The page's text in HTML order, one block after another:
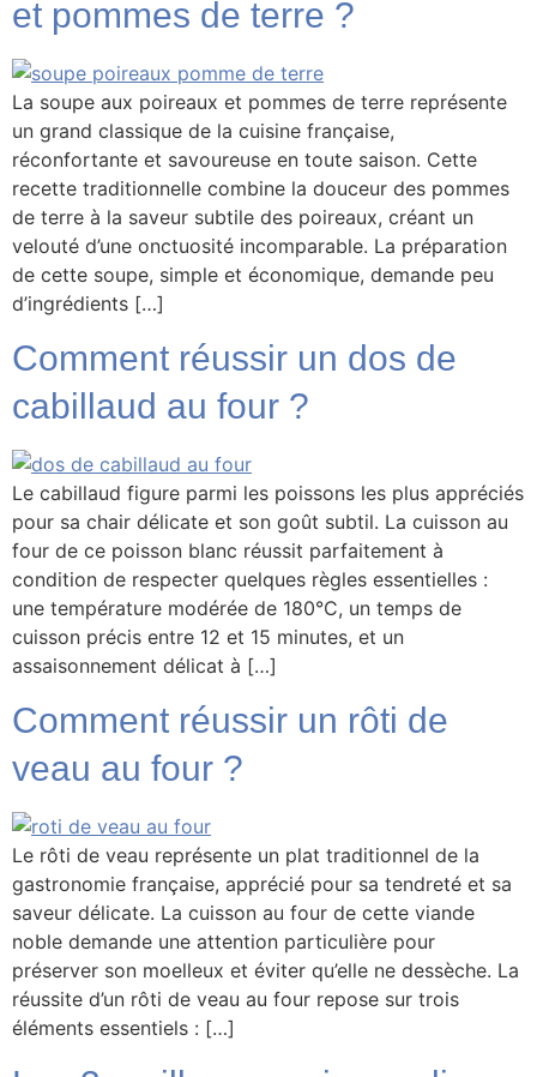
et pommes de terre ?
La soupe aux poireaux et pommes de terre représente
un grand classique de la cuisine française,
réconfortante et savoureuse en toute saison. Cette
recette traditionnelle combine la douceur des pommes
de terre à la saveur subtile des poireaux, créant un
velouté d’une onctuosité incomparable. La préparation
de cette soupe, simple et économique, demande peu
d’ingrédients […]
Comment réussir un dos de
cabillaud au four ?
Le cabillaud figure parmi les poissons les plus appréciés
pour sa chair délicate et son goût subtil. La cuisson au
four de ce poisson blanc réussit parfaitement à
condition de respecter quelques règles essentielles :
une température modérée de 180°C, un temps de
cuisson précis entre 12 et 15 minutes, et un
assaisonnement délicat à […]
Comment réussir un rôti de
veau au four ?
Le rôti de veau représente un plat traditionnel de la
gastronomie française, apprécié pour sa tendreté et sa
saveur délicate. La cuisson au four de cette viande
noble demande une attention particulière pour
préserver son moelleux et éviter qu’elle ne dessèche. La
réussite d’un rôti de veau au four repose sur trois
éléments essentiels : […]